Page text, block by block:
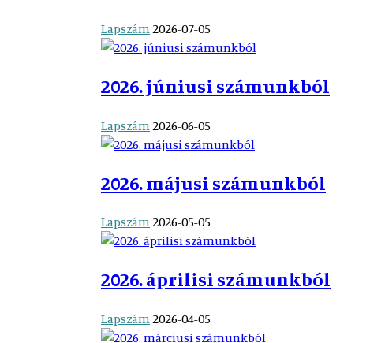
Lapszám 2026-07-05
2026. júniusi számunkból
Lapszám 2026-06-05
2026. májusi számunkból
Lapszám2026-05-05
2026. áprilisi számunkból
Lapszám2026-04-05